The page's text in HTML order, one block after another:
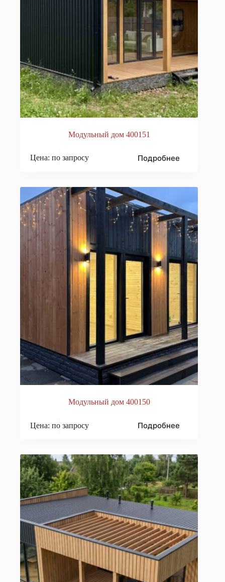
Модульный дом 400151
Цена: по запросу Подробнее
Модульный дом 400150
Цена: по запросу Подробнее